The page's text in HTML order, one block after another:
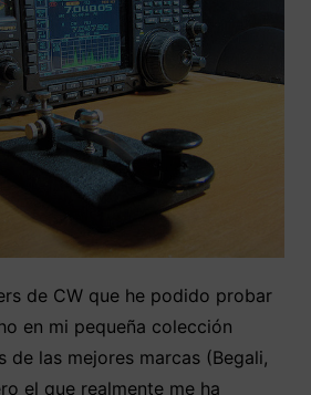
de CW que he podido probar
en mi pequeña colección
de las mejores marcas (Begali,
el que realmente me ha